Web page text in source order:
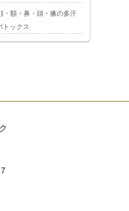
・額・鼻・頭・腋の多汗
トックス